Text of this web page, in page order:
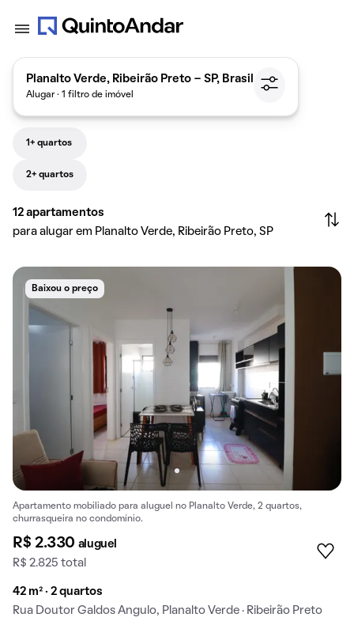
Planalto Verde, Ribeirão Preto - SP, Brasil
Alugar · 1 filtro de imóvel
1+ quartos
2+ quartos
12 apartamentos
para alugar em Planalto Verde, Ribeirão Preto, SP
Baixou o preço
Apartamento mobiliado para aluguel no Planalto Verde, 2 quartos,
churrasqueira no condomínio.
R$ 2.330 aluguel
R$ 2.825 total
42 m² · 2 quartos
Rua Doutor Galdos Angulo, Planalto Verde · Ribeirão Preto